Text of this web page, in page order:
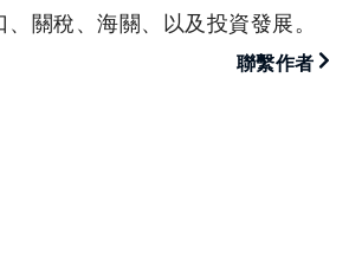
關稅、海關、以及投資發展。
聯繫作者